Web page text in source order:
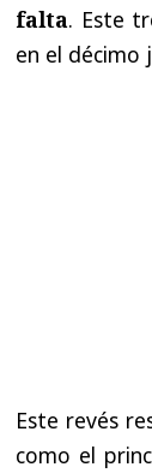
falta. Este
en el décimo
Este revés
como el